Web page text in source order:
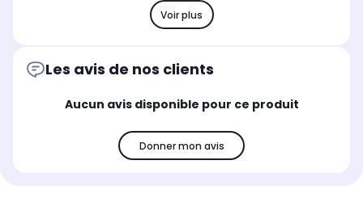
Voir plus
Les avis de nos clients
Aucun avis disponible pour ce produit
Donner mon avis